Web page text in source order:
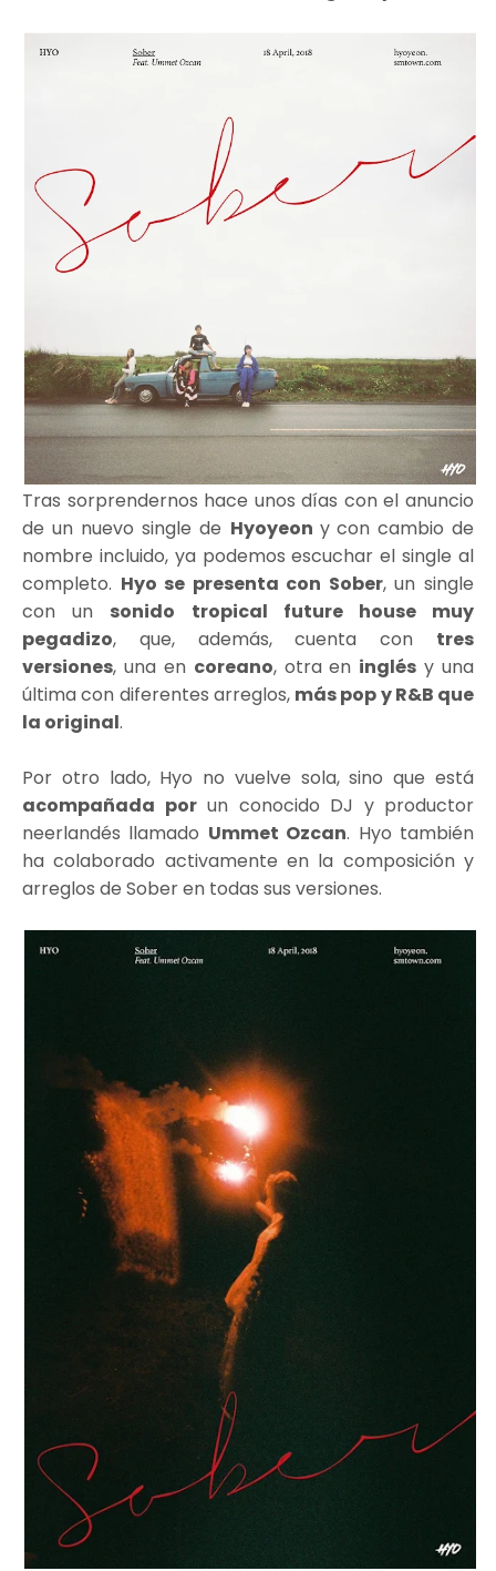
Tras sorprendernos hace unos días con el anuncio
de un nuevo single de Hyoyeon y con cambio de
nombre incluido, ya podemos escuchar el single al
completo. Hyo se presenta con Sober, un single
con un sonido tropical future house muy
pegadizo, que, además, cuenta con tres
versiones, una en coreano, otra en inglés y una
última con diferentes arreglos, más pop y R&B que
la original.
Por otro lado, Hyo no vuelve sola, sino que está
acompañada porun conocido DJ y productor
neerlandés llamado Ummet Ozcan. Hyo también
ha colaborado activamente en la composición y
arreglos de Sober en todas sus versiones.